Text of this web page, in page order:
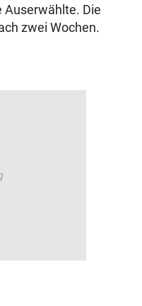
Auserwählte. Die
zwei Wochen.